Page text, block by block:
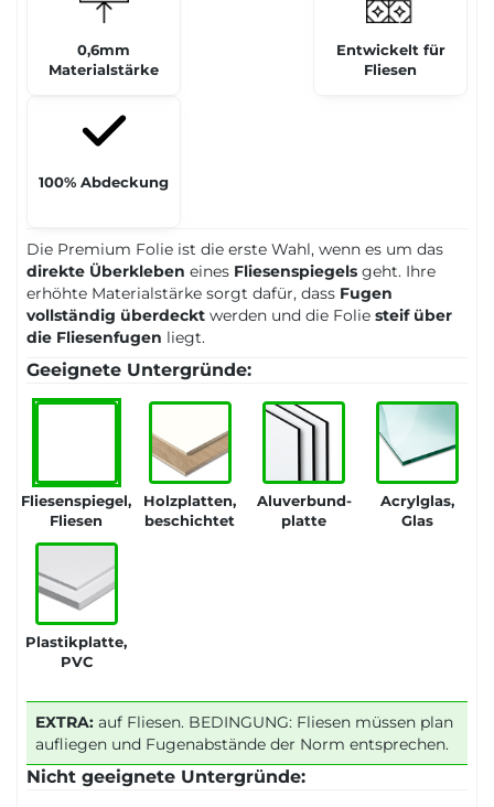
0,6mm
Materialstärke
Entwickelt für
Fliesen
100% Abdeckung
Die Premium Folie ist die erste Wahl, wenn es um das
direkte Überkleben eines Fliesenspiegels geht. Ihre
erhöhte Materialstärke sorgt dafür, dass Fugen
vollständig überdeckt werden und die Folie steif über
die Fliesenfugen liegt.
Geeignete Untergründe:
Fliesenspiegel,
Fliesen
Holzplatten,
beschichtet
Aluverbund-
platte
Acrylglas,
Glas
Plastikplatte,
PVC
EXTRA: auf Fliesen. BEDINGUNG: Fliesen müssen plan
aufliegen und Fugenabstände der Norm entsprechen.
Nicht geeignete Untergründe: